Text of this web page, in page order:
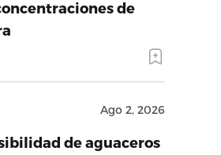
de
Ago 2, 2026
de aguaceros